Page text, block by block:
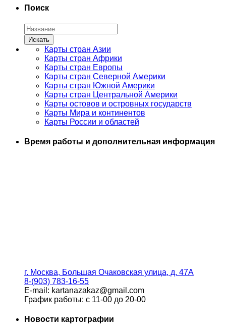
Поиск
Карты стран Азии
Карты стран Африки
Карты стран Европы
Карты стран Северной Америки
Карты стран Южной Америки
Карты стран Центральной Америки
Карты остовов и островных государств
Карты Мира и континентов
Карты России и областей
Время работы и дополнительная информация
г. Москва, Большая Очаковская улица, д. 47А
8-(903) 783-16-55
E-mail: kartanazakaz@gmail.com
График работы: с 11-00 до 20-00
Новости картографии